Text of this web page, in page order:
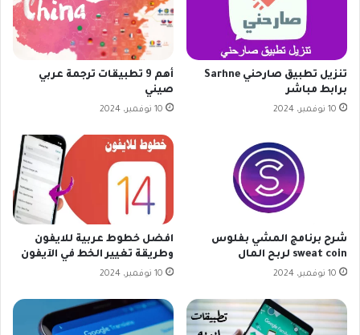
تنزيل تطبيق صارحني Sarhne
برابط مباشر
10 نوفمبر، 2024
أهم 9 تطبيقات ترجمة عربي
صيني
10 نوفمبر، 2024
شرح برنامج المشي بفلوس
sweat coin لربح المال
10 نوفمبر، 2024
افضل خطوط عربية للايفون
وطريقة تغيير الخط في الآيفون
10 نوفمبر، 2024